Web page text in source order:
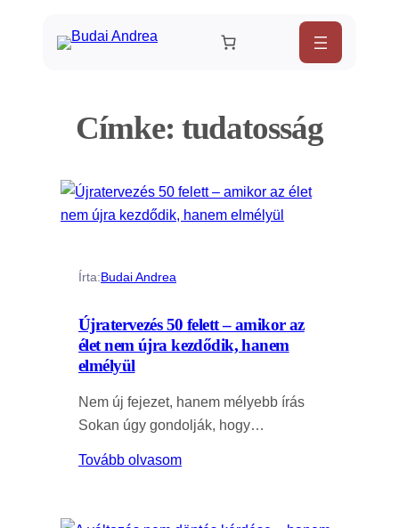
Címke: tudatosság
Írta:Budai Andrea
Újratervezés 50 felett – amikor az
élet nem újra kezdődik, hanem
elmélyül
Nem új fejezet, hanem mélyebb írás
Sokan úgy gondolják, hogy…
Tovább olvasom